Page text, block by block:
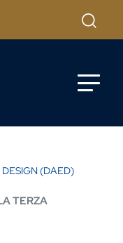
Cerca
(DAED)
TERZA